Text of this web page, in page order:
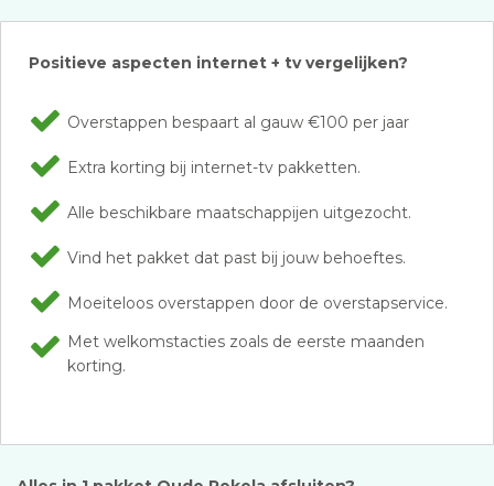
Positieve aspecten internet + tv vergelijken?
Overstappen bespaart al gauw €100 per jaar
Extra korting bij internet-tv pakketten.
Alle beschikbare maatschappijen uitgezocht.
Vind het pakket dat past bij jouw behoeftes.
Moeiteloos overstappen door de overstapservice.
Met welkomstacties zoals de eerste maanden
korting.